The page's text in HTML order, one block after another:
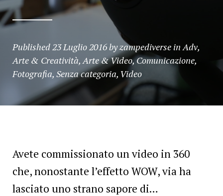
Published23 Luglio 2016byzampediverse inAdv,
Arte & Creatività,Arte & Video,Comunicazione,
Fotografia, Senza categoria, Video
Avete commissionato un video in 360
che, nonostante l’effetto WOW, via ha
lasciato uno strano sapore di…